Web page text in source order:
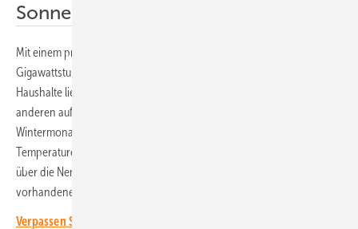
Sonnenstrom von der Alp
Mit einem prognostizierten Ertrag von mehr als zwölf
Gigawattstunden wird der alpine Solarpark Strom für mehr als 2.600
Haushalte liefern. Diesen hohen Ertrag erreicht die Anlage unter
anderen aufgrund seiner Lage in den Alpen, wo auch in den kalten
Wintermonaten viel Sonne scheint. Dazu kommen noch die niedrigen
Temperaturen, wodurch die tatsächliche Leistung der Solarmodule
über die Nennleistung ansteigt. Der produzierte Strom wird in das
vorhandene Verteilnetz der EWS eingespeist.
Verpassen Sie keine wichtige Information rund um die solare